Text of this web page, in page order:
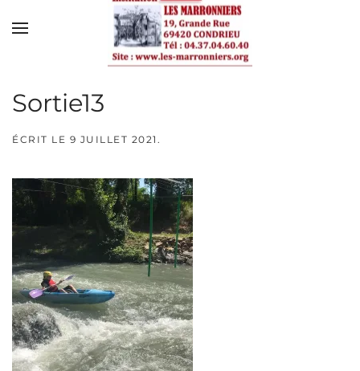
Skip to main content
Sortie13
ÉCRIT LE 9 JUILLET 2021 .